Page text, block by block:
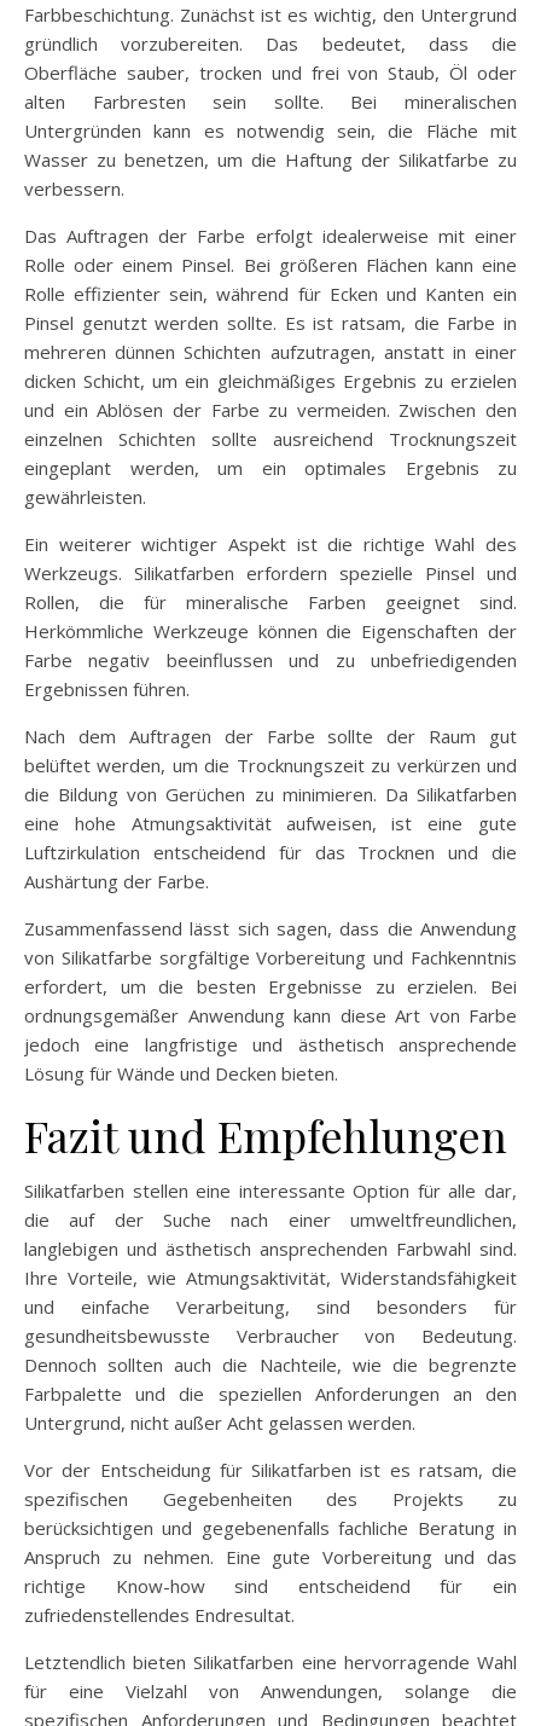
Farbbeschichtung. Zunächst ist es wichtig, den Untergrund
gründlich vorzubereiten. Das bedeutet, dass die
Oberfläche sauber, trocken und frei von Staub, Öl oder
alten Farbresten sein sollte. Bei mineralischen
Untergründen kann es notwendig sein, die Fläche mit
Wasser zu benetzen, um die Haftung der Silikatfarbe zu
verbessern.
Das Auftragen der Farbe erfolgt idealerweise mit einer
Rolle oder einem Pinsel. Bei größeren Flächen kann eine
Rolle effizienter sein, während für Ecken und Kanten ein
Pinsel genutzt werden sollte. Es ist ratsam, die Farbe in
mehreren dünnen Schichten aufzutragen, anstatt in einer
dicken Schicht, um ein gleichmäßiges Ergebnis zu erzielen
und ein Ablösen der Farbe zu vermeiden. Zwischen den
einzelnen Schichten sollte ausreichend Trocknungszeit
eingeplant werden, um ein optimales Ergebnis zu
gewährleisten.
Ein weiterer wichtiger Aspekt ist die richtige Wahl des
Werkzeugs. Silikatfarben erfordern spezielle Pinsel und
Rollen, die für mineralische Farben geeignet sind.
Herkömmliche Werkzeuge können die Eigenschaften der
Farbe negativ beeinflussen und zu unbefriedigenden
Ergebnissen führen.
Nach dem Auftragen der Farbe sollte der Raum gut
belüftet werden, um die Trocknungszeit zu verkürzen und
die Bildung von Gerüchen zu minimieren. Da Silikatfarben
eine hohe Atmungsaktivität aufweisen, ist eine gute
Luftzirkulation entscheidend für das Trocknen und die
Aushärtung der Farbe.
Zusammenfassend lässt sich sagen, dass die Anwendung
von Silikatfarbe sorgfältige Vorbereitung und Fachkenntnis
erfordert, um die besten Ergebnisse zu erzielen. Bei
ordnungsgemäßer Anwendung kann diese Art von Farbe
jedoch eine langfristige und ästhetisch ansprechende
Lösung für Wände und Decken bieten.
Fazit und Empfehlungen
Silikatfarben stellen eine interessante Option für alle dar,
die auf der Suche nach einer umweltfreundlichen,
langlebigen und ästhetisch ansprechenden Farbwahl sind.
Ihre Vorteile, wie Atmungsaktivität, Widerstandsfähigkeit
und einfache Verarbeitung, sind besonders für
gesundheitsbewusste Verbraucher von Bedeutung.
Dennoch sollten auch die Nachteile, wie die begrenzte
Farbpalette und die speziellen Anforderungen an den
Untergrund, nicht außer Acht gelassen werden.
Vor der Entscheidung für Silikatfarben ist es ratsam, die
spezifischen Gegebenheiten des Projekts zu
berücksichtigen und gegebenenfalls fachliche Beratung in
Anspruch zu nehmen. Eine gute Vorbereitung und das
richtige Know-how sind entscheidend für ein
zufriedenstellendes Endresultat.
Letztendlich bieten Silikatfarben eine hervorragende Wahl
für eine Vielzahl von Anwendungen, solange die
spezifischen Anforderungen und Bedingungen beachtet